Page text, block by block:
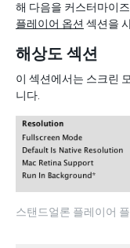
해 다음을 커스터마이
플레이어 옵션 섹션을
해상도 섹션
이 섹션에서는 스크린
니다.
스탠드얼론 플레이어